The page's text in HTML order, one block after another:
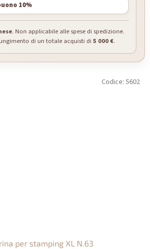
10%
. Non applicabile alle spese di spedizione.
di un totale acquisti di 5 000 €.
per stamping XL N.63
Codice: 5602